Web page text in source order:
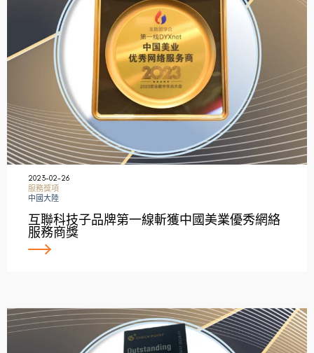
2023-02-26
服務獎項
中國大陸
互聯科技子品牌第一線斬獲中國美業優秀網絡
服務商獎